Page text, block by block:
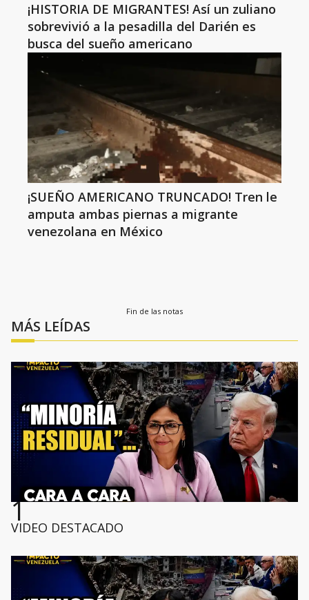
¡HISTORIA DE MIGRANTES! Así un zuliano
sobrevivió a la pesadilla del Darién es
busca del sueño americano
¡SUEÑO AMERICANO TRUNCADO! Tren le
amputa ambas piernas a migrante
venezolana en México
Fin de las notas
MÁS LEÍDAS
1
VIDEO DESTACADO